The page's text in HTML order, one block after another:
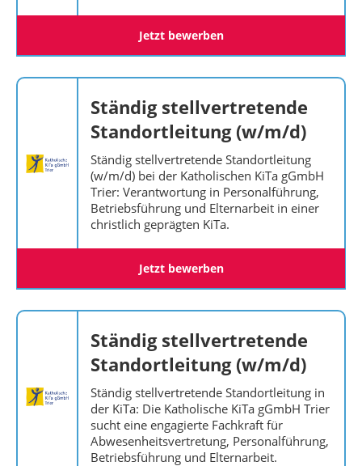
Jetzt bewerben
Ständig stellvertretende
Standortleitung (w/m/d)
Ständig stellvertretende Standortleitung
(w/m/d) bei der Katholischen KiTa gGmbH
Trier: Verantwortung in Personalführung,
Betriebsführung und Elternarbeit in einer
christlich geprägten KiTa.
Jetzt bewerben
Ständig stellvertretende
Standortleitung (w/m/d)
Ständig stellvertretende Standortleitung in
der KiTa: Die Katholische KiTa gGmbH Trier
sucht eine engagierte Fachkraft für
Abwesenheitsvertretung, Personalführung,
Betriebsführung und Elternarbeit.